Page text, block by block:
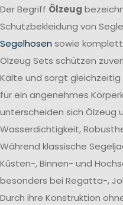
Der Begriff Ölzeug
Schutzbekleidung von
Segelhosen sowie
Ölzeug Sets schützen
Kälte und sorgt
für ein angenehmes
unterscheiden sich Ölzeug
Wasserdichtigkeit,
Während klassische
Küsten-, Binnen- und
besonders bei Regatta-,
Durch ihre Konstruktion